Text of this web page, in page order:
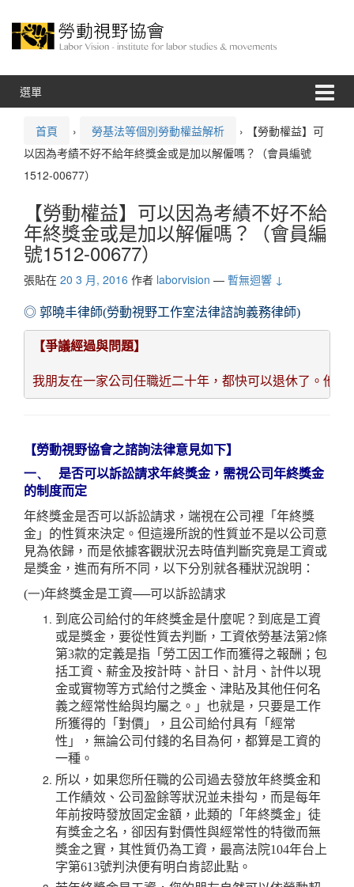
選單
首頁 › 勞基法等個別勞動權益解析 ›
【勞動權益】可
以因為考績不好不給年終獎金或是加以解僱嗎？（會員編號
1512-00677）
【勞動權益】可以因為考績不好不給
年終獎金或是加以解僱嗎？（會員編
號1512-00677）
張貼在 20 3 月, 2016 作者 laborvision — 暫無迴響 ↓
◎ 郭曉丰律師(勞動視野工作室法律諮詢義務律師)
【爭議經過與問題】
我朋友在一家公司任職近二十年，都快可以退休了。他
【勞動視野協會之諮詢法律意見如下】
一、 是否可以訴訟請求年終獎金，需視公司年終獎金
的制度而定
年終獎金是否可以訴訟請求，端視在公司裡「年終獎
金」的性質來決定。但這邊所說的性質並不是以公司意
見為依歸，而是依據客觀狀況去時值判斷究竟是工資或
是獎金，進而有所不同，以下分別就各種狀況說明：
(一)年終獎金是工資──可以訴訟請求
到底公司給付的年終獎金是什麼呢？到底是工資
或是獎金，要從性質去判斷，工資依勞基法第2條
第3款的定義是指「勞工因工作而獲得之報酬；包
括工資、薪金及按計時、計日、計月、計件以現
金或實物等方式給付之獎金、津貼及其他任何名
義之經常性給與均屬之。」也就是，只要是工作
所獲得的「對價」，且公司給付具有「經常
性」，無論公司付錢的名目為何，都算是工資的
一種。
所以，如果您所任職的公司過去發放年終獎金和
工作績效、公司盈餘等狀況並未掛勾，而是每年
年前按時發放固定金額，此類的「年終獎金」徒
有獎金之名，卻因有對價性與經常性的特徵而無
獎金之實，其性質仍為工資，最高法院104年台上
字第613號判決便有明白肯認此點。